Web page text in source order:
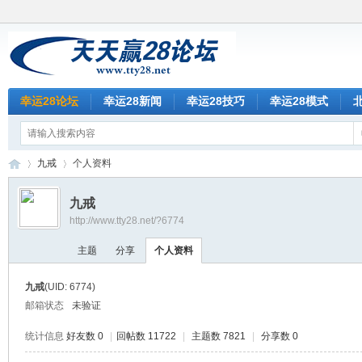
幸运28论坛 幸运28新闻 幸运28技巧 幸运28模式
›
九戒
›
个人资料
九戒
http://www.tty28.net/?6774
主题 分享 个人资料
九戒(UID: 6774)
邮箱状态
未验证
统计信息 好友数 0 回帖数 11722 主题数 7821 分享数 0